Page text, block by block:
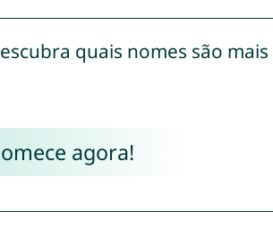
quais nomes são
agora!